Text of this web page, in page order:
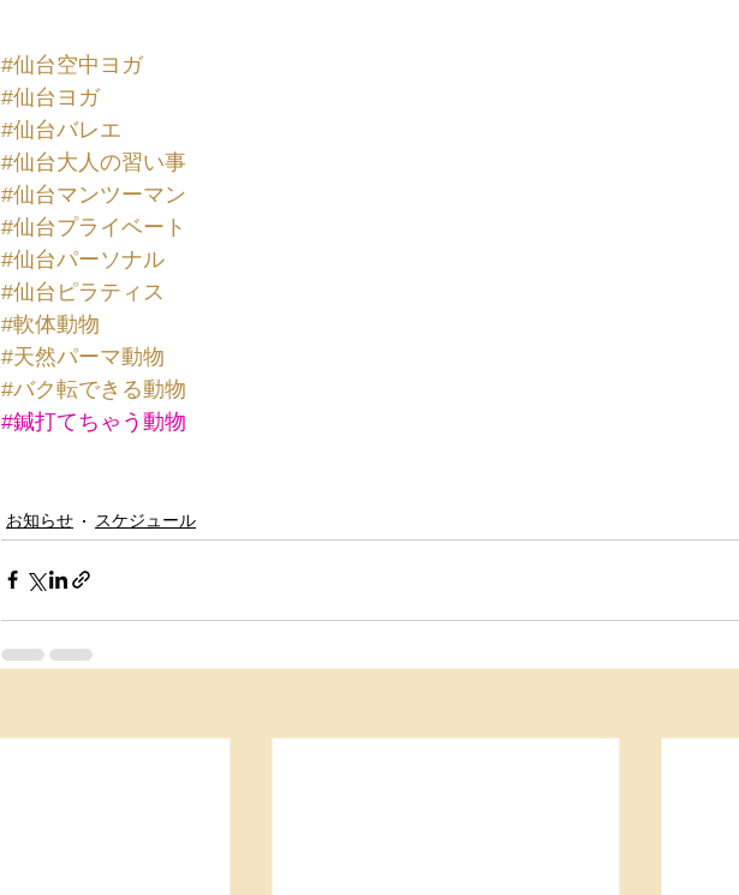
#仙台空中ヨガ
#仙台ヨガ
#仙台バレエ
#仙台大人の習い事
#仙台マンツーマン
#仙台プライベート
#仙台パーソナル
#仙台ピラティス
#軟体動物
#天然パーマ動物
#バク転できる動物
#鍼打てちゃう動物
お知らせ スケジュール